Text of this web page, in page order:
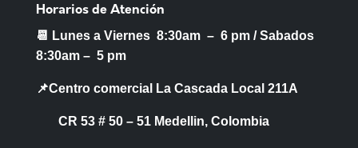
Horarios de Atención
📆 Lunes a Viernes 8:30am – 6 pm / Sabados
8:30am – 5 pm
📌Centro comercial La Cascada Local 211A
CR 53 # 50 – 51 Medellin, Colombia